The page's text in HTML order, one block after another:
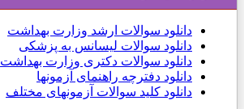
دانلود سوالات ارشد وزارت بهداشت
دانلود سوالات لیسانس به پزشکی
دانلود سوالات دکتری وزارت بهداشت
دانلود دفترچه راهنمای آزمونها
دانلود کلید سوالات آزمونهای مختلف